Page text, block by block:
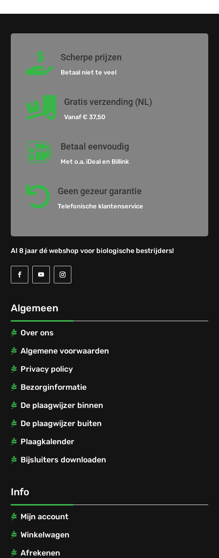
 Scherpe prijzen
Betaal niet te veel
 Gratis verzending (NL)
Vanaf € 37,50
 Betaal eenvoudig
Met o.a. iDeal en Billink
 Geen gezeur garantie
Telefonische klantenservice
Al 8 jaar dé webshop voor biologische bestrijders!
Algemeen
Over ons
Algemene voorwaarden
Privacy policy
Bezorginformatie
De plaagwijzer binnen
De plaagwijzer buiten
Plaagkalender
Bijsluiters downloaden
Info
Mijn account
Winkelwagen
Afrekenen